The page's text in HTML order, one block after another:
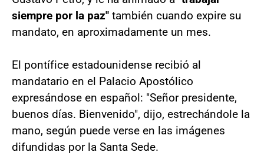
siempre por la paz" también cuando expire su
mandato, en aproximadamente un mes.
El pontífice estadounidense recibió al
mandatario en el Palacio Apostólico
expresándose en español: "Señor presidente,
buenos días. Bienvenido", dijo, estrechándole la
mano, según puede verse en las imágenes
difundidas por la Santa Sede.